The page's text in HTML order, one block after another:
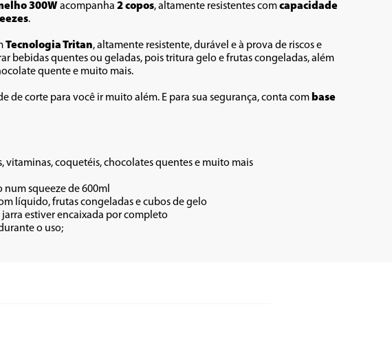
300W acompanha 2 copos, altamente resistentes com capacidade
.
Tecnologia Tritan, altamente resistente, durável e à prova de riscos e
bebidas quentes ou geladas, pois tritura gelo e frutas congeladas, além
quente e muito mais.
de corte para você ir muito além. E para sua segurança, conta com base
vitaminas, coquetéis, chocolates quentes e muito mais
squeeze de 600ml
líquido, frutas congeladas e cubos de gelo
estiver encaixada por completo
o uso;